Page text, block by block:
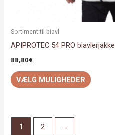
Sortiment til biavl
APIPROTEC 54 PRO biavlerjakke
88,80€
VÆLG MULIGHEDER
1 2 →